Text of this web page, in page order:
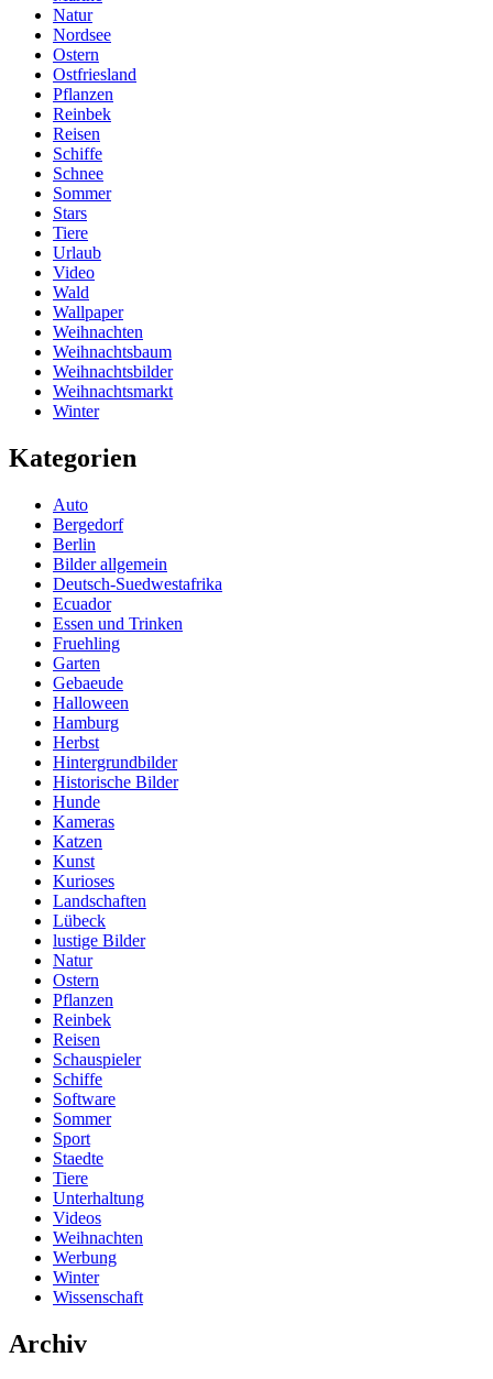
Natur
Nordsee
Ostern
Ostfriesland
Pflanzen
Reinbek
Reisen
Schiffe
Schnee
Sommer
Stars
Tiere
Urlaub
Video
Wald
Wallpaper
Weihnachten
Weihnachtsbaum
Weihnachtsbilder
Weihnachtsmarkt
Winter
Kategorien
Auto
Bergedorf
Berlin
Bilder allgemein
Deutsch-Suedwestafrika
Ecuador
Essen und Trinken
Fruehling
Garten
Gebaeude
Halloween
Hamburg
Herbst
Hintergrundbilder
Historische Bilder
Hunde
Kameras
Katzen
Kunst
Kurioses
Landschaften
Lübeck
lustige Bilder
Natur
Ostern
Pflanzen
Reinbek
Reisen
Schauspieler
Schiffe
Software
Sommer
Sport
Staedte
Tiere
Unterhaltung
Videos
Weihnachten
Werbung
Winter
Wissenschaft
Archiv